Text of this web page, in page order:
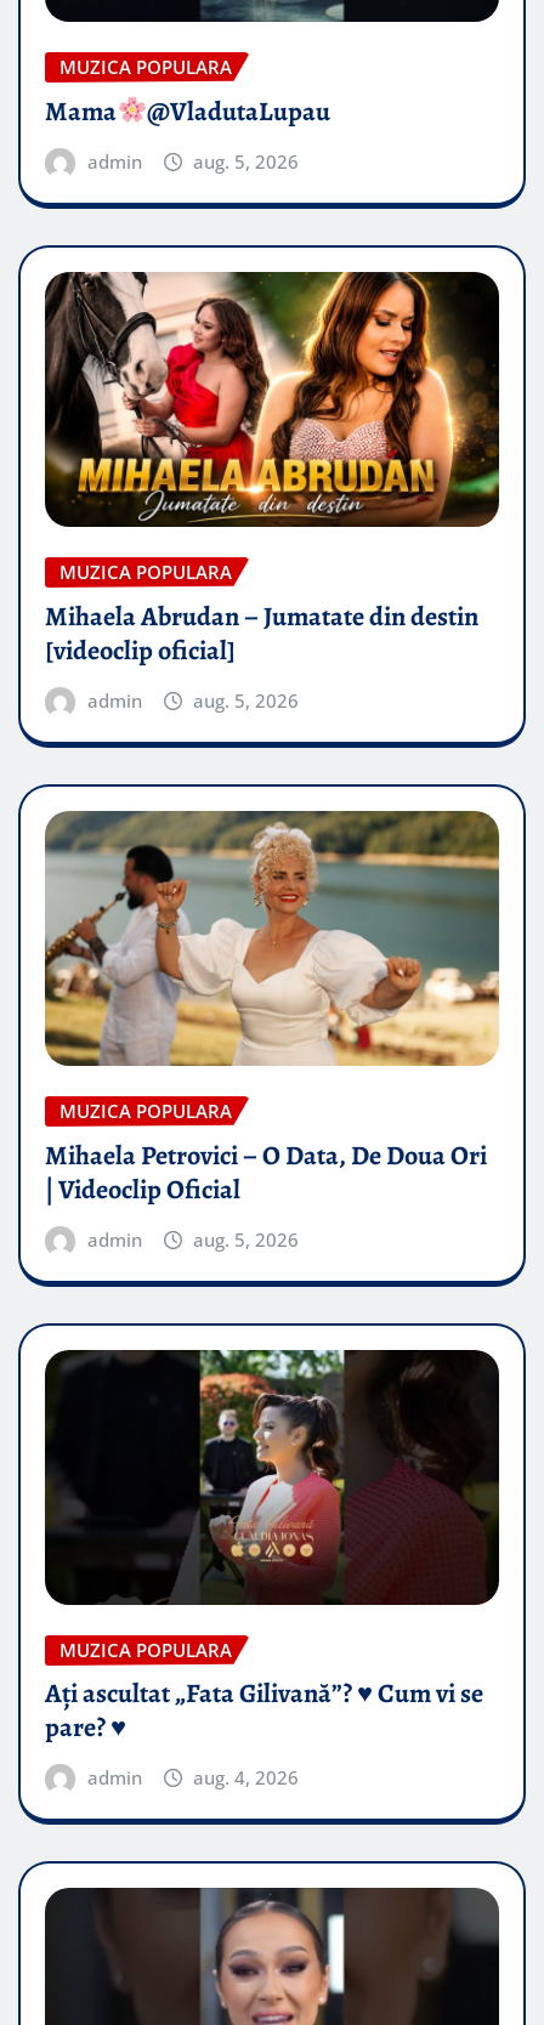
MUZICA POPULARA
Mama @VladutaLupau
admin aug. 5, 2026
MUZICA POPULARA
Mihaela Abrudan – Jumatate din destin
[videoclip oficial]
admin aug. 5, 2026
MUZICA POPULARA
Mihaela Petrovici – O Data, De Doua Ori
| Videoclip Oficial
admin aug. 5, 2026
MUZICA POPULARA
Ați ascultat „Fata Gilivană”? ♥️ Cum vi se
pare? ♥️
admin aug. 4, 2026